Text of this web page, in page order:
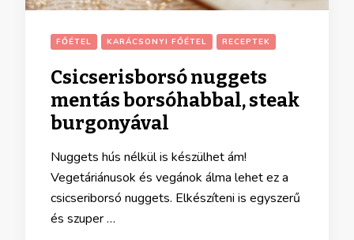
FŐÉTEL KARÁCSONYI FŐÉTEL RECEPTEK
Csicserisborsó nuggets
mentás borsóhabbal, steak
burgonyával
Nuggets hús nélkül is készülhet ám!
Vegetáriánusok és vegánok álma lehet ez a
csicseriborsó nuggets. Elkészíteni is egyszerű
és szuper …